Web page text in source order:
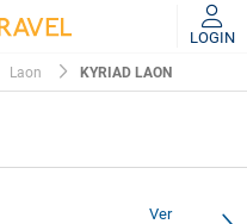
LOGIN
Laon KYRIAD LAON
Ver